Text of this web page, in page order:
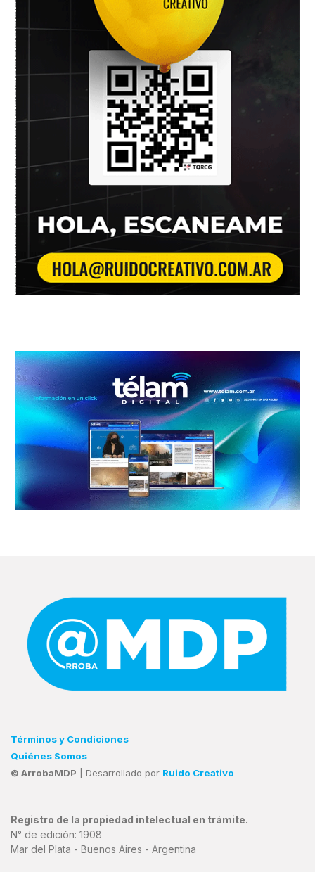
Términos y Condiciones
Quiénes Somos
© ArrobaMDP | Desarrollado por Ruido Creativo
Registro de la propiedad intelectual en trámite.
N° de edición: 1908
Mar del Plata - Buenos Aires - Argentina